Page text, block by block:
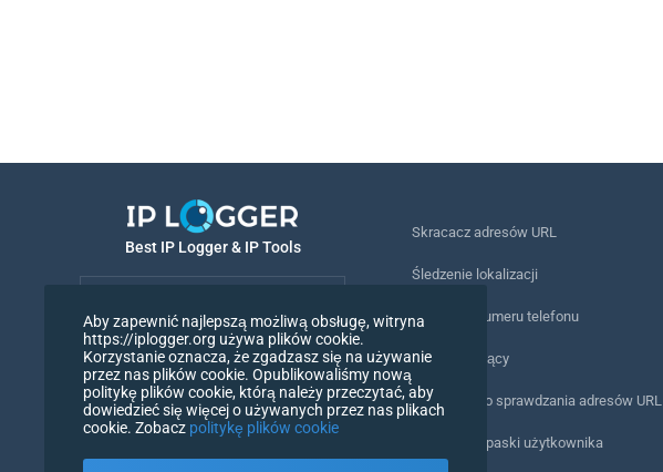
Best IP Logger & IP Tools
Polski
Skracacz adresów URL
Śledzenie lokalizacji
Śledzenie numeru telefonu
Piksel śledzący
Narzędzie do sprawdzania adresów URL
Liczniki IP i paski użytkownika
Aby zapewnić najlepszą możliwą obsługę, witryna
https://iplogger.org używa plików cookie.
Korzystanie oznacza, że zgadzasz się na używanie
przez nas plików cookie. Opublikowaliśmy nową
politykę plików cookie, którą należy przeczytać, aby
dowiedzieć się więcej o używanych przez nas plikach
cookie. Zobacz politykę plików cookie